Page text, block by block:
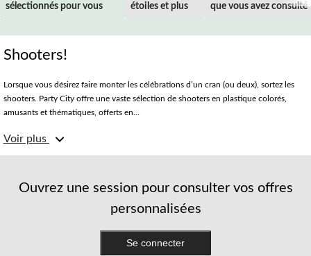
sélectionnés pour vous
étoiles et plus
que vous avez consulté
Shooters!
Lorsque vous désirez faire monter les célébrations d’un cran (ou deux), sortez les
shooters. Party City offre une vaste sélection de shooters en plastique colorés,
amusants et thématiques, offerts en...
Voir plus
Ouvrez une session pour consulter vos offres
personnalisées
Se connecter